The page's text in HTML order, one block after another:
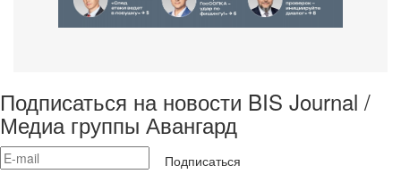
Подписаться на новости BIS Journal /
Медиа группы Авангард
Подписаться